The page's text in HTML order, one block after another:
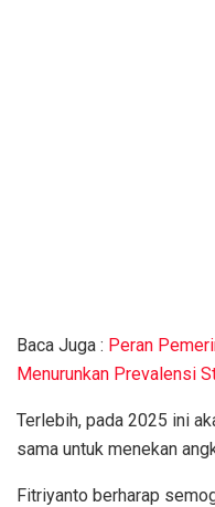
Baca Juga : Peran
Menurunkan Prevalensi
Terlebih, pada 2025 ini
sama untuk menekan
Fitriyanto berharap